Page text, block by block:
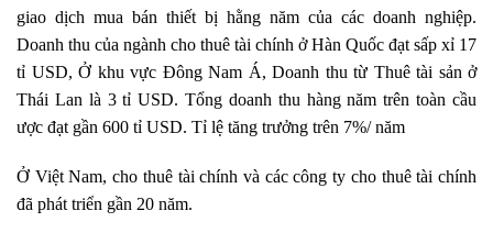
giao dịch mua bán thiết bị hằng năm của các doanh nghiệp.
Doanh thu của ngành cho thuê tài chính ở Hàn Quốc đạt sấp xỉ 17
tỉ USD, Ở khu vực Đông Nam Á, Doanh thu từ Thuê tài sản ở
Thái Lan là 3 tỉ USD. Tổng doanh thu hàng năm trên toàn cầu
ược đạt gần 600 tỉ USD. Tỉ lệ tăng trưởng trên 7%/ năm
Ở Việt Nam, cho thuê tài chính và các công ty cho thuê tài chính
đã phát triển gần 20 năm.